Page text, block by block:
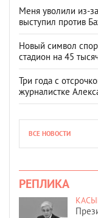
Меня уволили из-
выступил против
Новый символ
стадион на 45
Три года с
журналистке
ВСЕ НОВОСТИ
РЕПЛИКА